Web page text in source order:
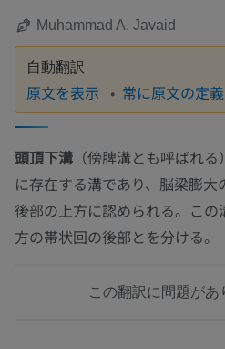
Muhammad A. Javaid
自動翻訳
原文を表示 常に原文の定
頭頂下溝 （傍脾溝とも呼ばれ
に存在する溝であり、脳梁膨大
後部の上方に認められる。この
方の帯状回の後部とを分ける。
この翻訳に問題があ